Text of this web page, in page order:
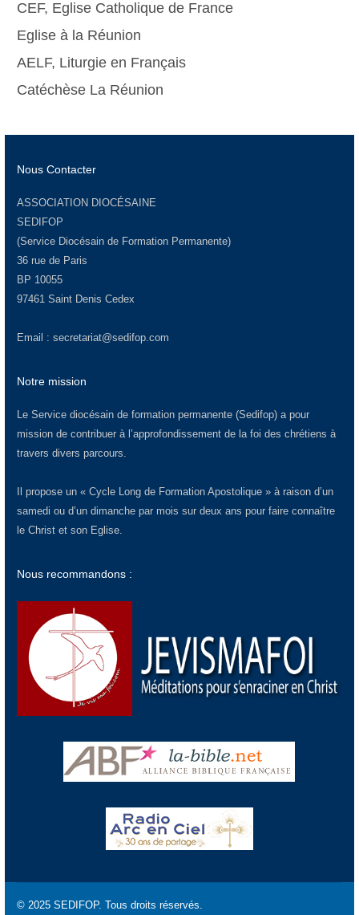
CEF, Eglise Catholique de France
Eglise à la Réunion
AELF, Liturgie en Français
Catéchèse La Réunion
Nous Contacter
ASSOCIATION DIOCÉSAINE
SEDIFOP
(Service Diocésain de Formation Permanente)
36 rue de Paris
BP 10055
97461 Saint Denis Cedex
Email : secretariat@sedifop.com
Notre mission
Le Service diocésain de formation permanente (Sedifop) a pour
mission de contribuer à l’approfondissement de la foi des chrétiens à
travers divers parcours.
Il propose un « Cycle Long de Formation Apostolique » à raison d’un
samedi ou d’un dimanche par mois sur deux ans pour faire connaître
le Christ et son Eglise.
Nous recommandons :
© 2025 SEDIFOP. Tous droits réservés.